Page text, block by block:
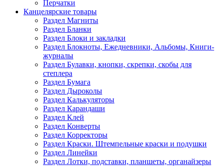
Перчатки
Канцелярские товары
Раздел Магниты
Раздел Бланки
Раздел Блоки и закладки
Раздел Блокноты, Ежедневники, Альбомы, Книги-
журналы
Раздел Булавки, кнопки, скрепки, скобы для
степлера
Раздел Бумага
Раздел Дыроколы
Раздел Калькуляторы
Раздел Карандаши
Раздел Клей
Раздел Конверты
Раздел Корректоры
Раздел Краски. Штемпельные краски и подушки
Раздел Линейки
Раздел Лотки, подставки, планшеты, органайзеры